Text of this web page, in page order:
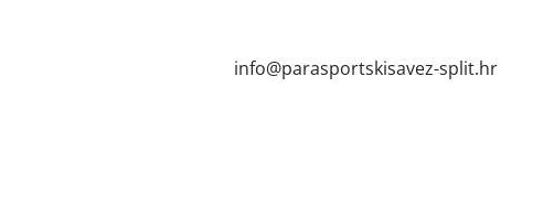
info@parasportskisavez-split.hr